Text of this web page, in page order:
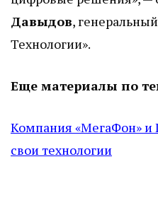
Давыдов,
Технологии».
Еще материалы по
Компания «МегаФон» и
свои технологии